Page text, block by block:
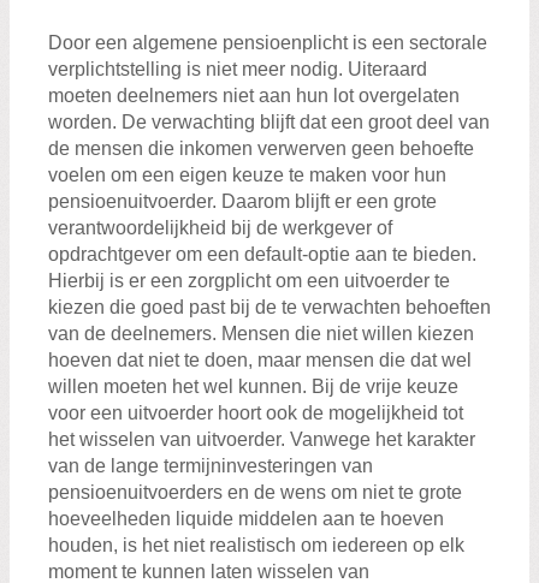
Door een algemene pensioenplicht is een sectorale
verplichtstelling is niet meer nodig. Uiteraard
moeten deelnemers niet aan hun lot overgelaten
worden. De verwachting blijft dat een groot deel van
de mensen die inkomen verwerven geen behoefte
voelen om een eigen keuze te maken voor hun
pensioenuitvoerder. Daarom blijft er een grote
verantwoordelijkheid bij de werkgever of
opdrachtgever om een default-optie aan te bieden.
Hierbij is er een zorgplicht om een uitvoerder te
kiezen die goed past bij de te verwachten behoeften
van de deelnemers. Mensen die niet willen kiezen
hoeven dat niet te doen, maar mensen die dat wel
willen moeten het wel kunnen. Bij de vrije keuze
voor een uitvoerder hoort ook de mogelijkheid tot
het wisselen van uitvoerder. Vanwege het karakter
van de lange termijninvesteringen van
pensioenuitvoerders en de wens om niet te grote
hoeveelheden liquide middelen aan te hoeven
houden, is het niet realistisch om iedereen op elk
moment te kunnen laten wisselen van